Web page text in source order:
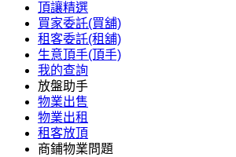
頂讓精選
買家委託(買舖)
租客委託(租舖)
生意頂手(頂手)
我的查詢
放盤助手
物業出售
物業出租
租客放頂
商鋪物業問題